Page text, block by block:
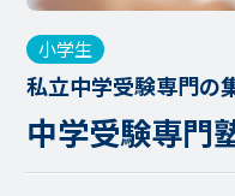
小学生
私立中学受験専門の
中学受験専門